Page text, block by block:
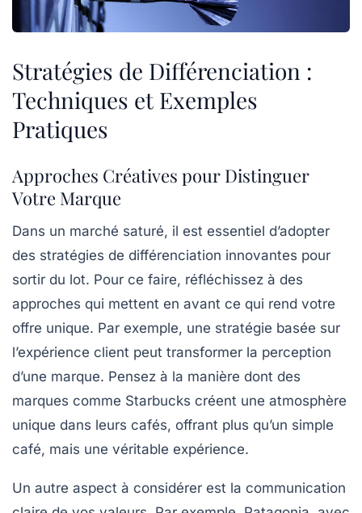
Stratégies de Différenciation :
Techniques et Exemples
Pratiques
Approches Créatives pour Distinguer
Votre Marque
Dans un marché saturé, il est essentiel d’adopter
des stratégies de différenciation innovantes pour
sortir du lot. Pour ce faire, réfléchissez à des
approches qui mettent en avant ce qui rend votre
offre unique. Par exemple, une stratégie basée sur
l’expérience client peut transformer la perception
d’une marque. Pensez à la manière dont des
marques comme Starbucks créent une atmosphère
unique dans leurs cafés, offrant plus qu’un simple
café, mais une véritable expérience.
Un autre aspect à considérer est la communication